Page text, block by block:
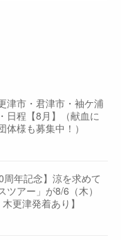
津市・君津市・袖ケ浦
日程【8月】（献血に
様も募集中！）
周年記念】涼を求めて
アー」が8/6（木）
更津発着あり】